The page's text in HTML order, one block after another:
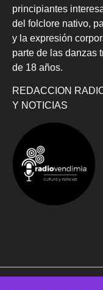
principiantes
del folclore nativo,
y la expresión
parte de las danzas
de 18 años.
REDACCION
Y NOTICIAS